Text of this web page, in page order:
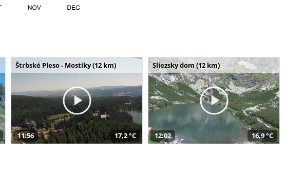
Štrbské Pleso - Mostíky (12 km)
11:56 17,2 °C
Sliezsky dom (12 km)
12:02 16,9 °C